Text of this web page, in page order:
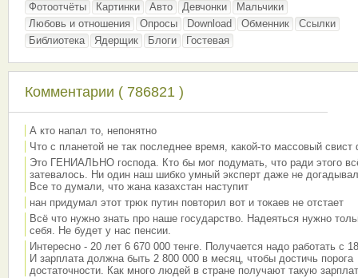
Фотоотчёты
Картинки Авто Девчонки
Мальчики
Любовь и отношения
Опросы Download Обменник
Ссылки
Библиотека
Ядерщик Блоги Гостевая
Комментарии ( 786821 )
А кто напал то, непонятно
Что с планетой не так последнее время, какой-то массовый свист
Это ГЕНИАЛЬНО господа. Кто бы мог подумать, что ради этого
затевалось. Ни один наш шибко умный эксперт даже не
Все то думали, что жана казахстан наступит
нан придумал этот трюк путин повторил вот и токаев не отстает
Всё что нужно знать про наше государство. Надеяться нужно
себя. Не будет у нас пенсии.
Интересно - 20 лет 6 670 000 тенге. Получается надо работать с
И зарплата должна быть 2 800 000 в месяц, чтобы достичь порога
достаточности. Как много людей в стране получают такую